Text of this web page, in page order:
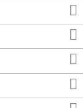



